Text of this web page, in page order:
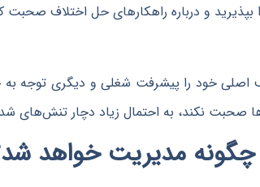
و درباره راهکارهای حل اختلاف صحبت
خود را پیشرفت شغلی و دیگری توجه به
صحبت نکند، به احتمال زیاد دچار تنش‌های